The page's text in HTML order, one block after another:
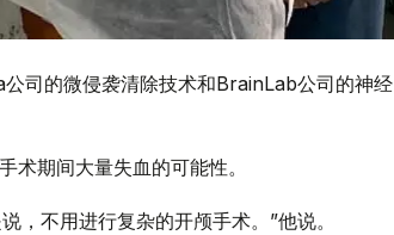
司的微侵袭清除技术和BrainLab公司的神经
术期间大量失血的可能性。
，不用进行复杂的开颅手术。”他说。